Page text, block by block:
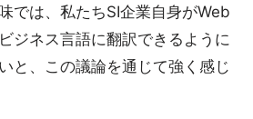
では、私たちSI企業自身がWeb
ジネス言語に翻訳できるように
と、この議論を通じて強く感じ